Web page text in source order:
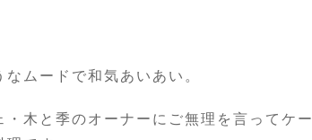
ムードで和気あいあい。
木と季のオーナーにご無理を言ってケー